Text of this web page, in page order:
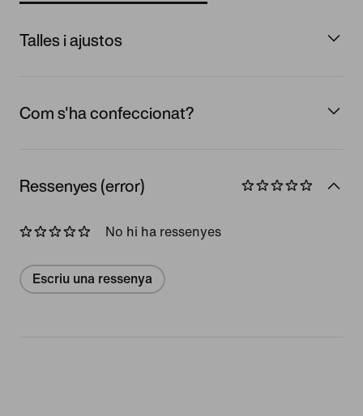
Talles i ajustos
Com s'ha confeccionat?
Ressenyes (error)
No hi ha ressenyes
Escriu una ressenya